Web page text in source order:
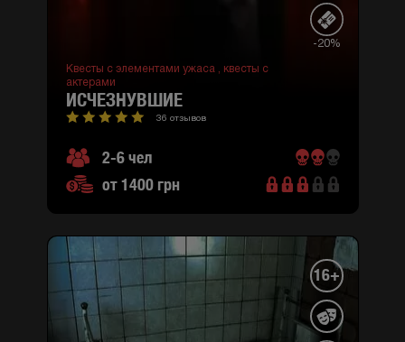
-20%
Квесты с элементами ужаса ,
квесты с
актерами
ИСЧЕЗНУВШИЕ
36 отзывов
2-6 чел
от 1400 грн
16+